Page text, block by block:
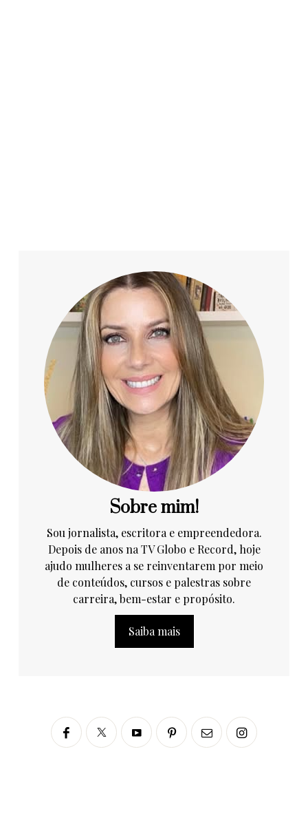
Sobre mim!
Sou jornalista, escritora e empreendedora.
Depois de anos na TV Globo e Record, hoje
ajudo mulheres a se reinventarem por meio
de conteúdos, cursos e palestras sobre
carreira, bem-estar e propósito.
Saiba mais